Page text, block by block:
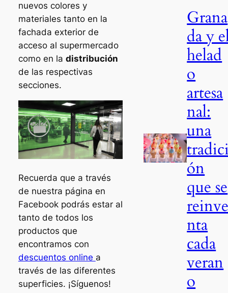
nuevos colores y
materiales tanto en la
fachada exterior de
acceso al supermercado
como en la distribución
de las respectivas
secciones.
Recuerda que a través
de nuestra página en
Facebook podrás estar al
tanto de todos los
productos que
encontramos con
descuentos online a
través de las diferentes
superficies. ¡Síguenos!
Grana
da y
helad
o
artesa
nal:
una
ón
que se
nta
cada
veran
o